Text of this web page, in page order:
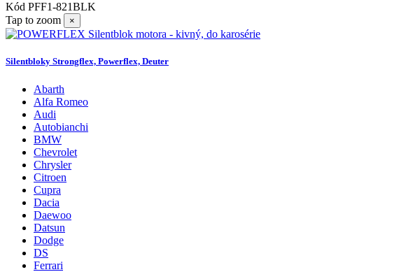
Kód PFF1-821BLK
Tap to zoom
×
Silentbloky Strongflex, Powerflex, Deuter
Abarth
Alfa Romeo
Audi
Autobianchi
BMW
Chevrolet
Chrysler
Citroen
Cupra
Dacia
Daewoo
Datsun
Dodge
DS
Ferrari